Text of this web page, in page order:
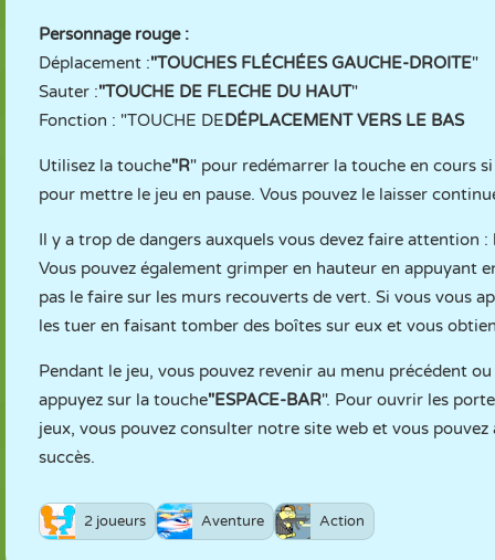
Personnage rouge :
Déplacement :"TOUCHES FLÉCHÉES GAUCHE-DROITE"
Sauter :"TOUCHE DE FLECHE DU HAUT"
Fonction : "TOUCHE DEDÉPLACEMENT VERS LE BAS
Utilisez la touche"R" pour redémarrer la touche en cours
pour mettre le jeu en pause. Vous pouvez le laisser
Il y a trop de dangers auxquels vous devez faire attention
Vous pouvez également grimper en hauteur en appuyant
pas le faire sur les murs recouverts de vert. Si vous vous
les tuer en faisant tomber des boîtes sur eux et vous
Pendant le jeu, vous pouvez revenir au menu précédent
appuyez sur la touche"ESPACE-BAR". Pour ouvrir les
jeux, vous pouvez consulter notre site web et vous
succès.
2 joueurs Aventure Action